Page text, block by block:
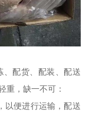
、配货、配装、配送
重，缺一不可：
以便进行运输，配送